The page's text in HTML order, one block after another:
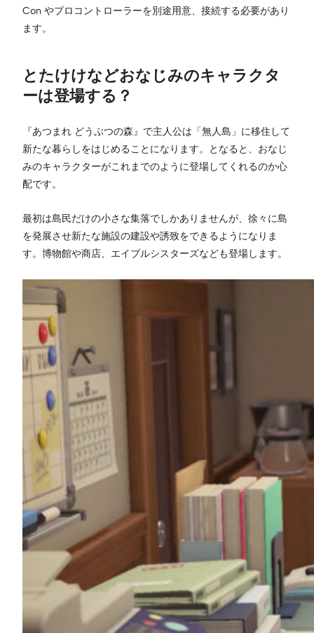
Con やプロコントローラーを別途用意、接続する必要があり
ます。
とたけけなどおなじみのキャラクタ
ーは登場する？
『あつまれ どうぶつの森』で主人公は「無人島」に移住して
新たな暮らしをはじめることになります。となると、おなじ
みのキャラクターがこれまでのように登場してくれるのか心
配です。
最初は島民だけの小さな集落でしかありませんが、徐々に島
を発展させ新たな施設の建設や誘致をできるようになりま
す。博物館や商店、エイブルシスターズなども登場します。